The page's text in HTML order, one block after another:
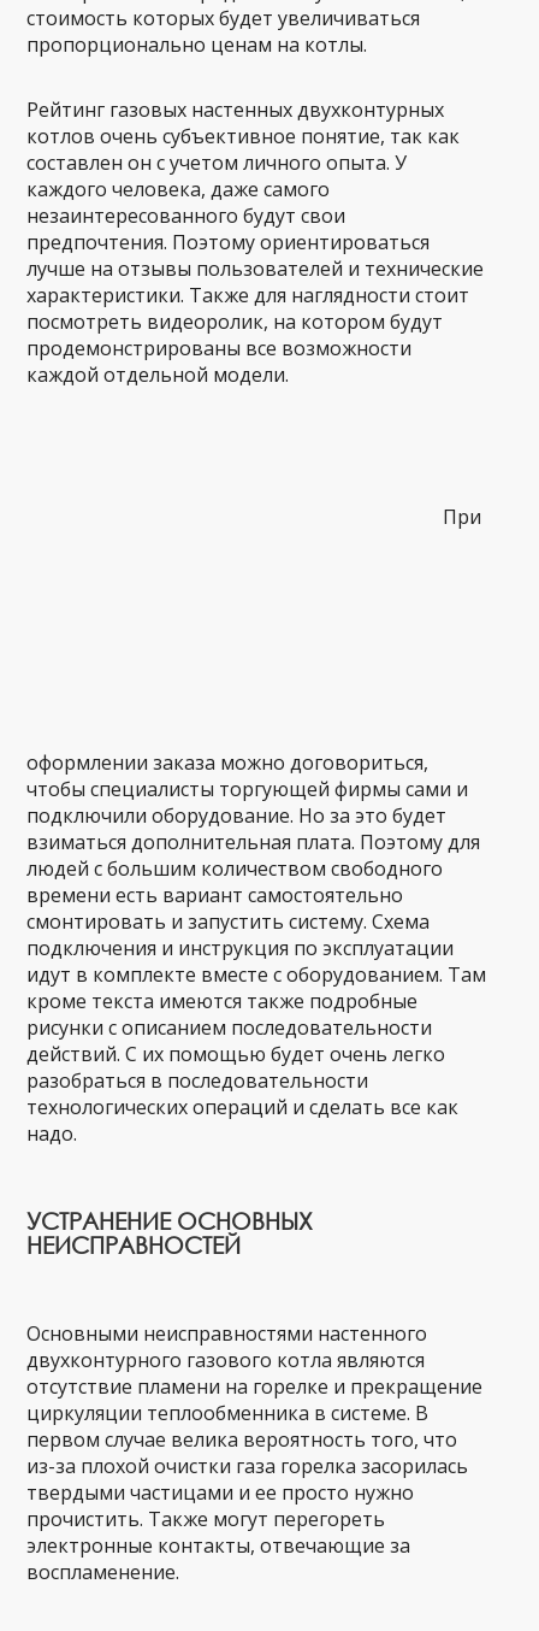
стоимость которых будет увеличиваться
пропорционально ценам на котлы.
Рейтинг газовых настенных двухконтурных
котлов очень субъективное понятие, так как
составлен он с учетом личного опыта. У
каждого человека, даже самого
незаинтересованного будут свои
предпочтения. Поэтому ориентироваться
лучше на отзывы пользователей и технические
характеристики. Также для наглядности стоит
посмотреть видеоролик, на котором будут
продемонстрированы все возможности
каждой отдельной модели.
При
оформлении заказа можно договориться,
чтобы специалисты торгующей фирмы сами и
подключили оборудование. Но за это будет
взиматься дополнительная плата. Поэтому для
людей с большим количеством свободного
времени есть вариант самостоятельно
смонтировать и запустить систему. Схема
подключения и инструкция по эксплуатации
идут в комплекте вместе с оборудованием. Там
кроме текста имеются также подробные
рисунки с описанием последовательности
действий. С их помощью будет очень легко
разобраться в последовательности
технологических операций и сделать все как
надо.
УСТРАНЕНИЕ ОСНОВНЫХ
НЕИСПРАВНОСТЕЙ
Основными неисправностями настенного
двухконтурного газового котла являются
отсутствие пламени на горелке и прекращение
циркуляции теплообменника в системе. В
первом случае велика вероятность того, что
из-за плохой очистки газа горелка засорилась
твердыми частицами и ее просто нужно
прочистить. Также могут перегореть
электронные контакты, отвечающие за
воспламенение.